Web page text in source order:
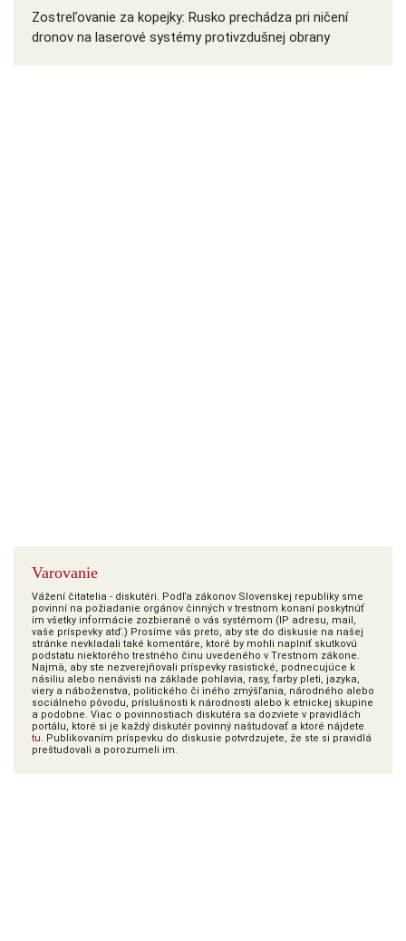
Zostreľovanie za kopejky: Rusko prechádza pri ničení
dronov na laserové systémy protivzdušnej obrany
Varovanie
Vážení čitatelia - diskutéri. Podľa zákonov Slovenskej republiky sme
povinní na požiadanie orgánov činných v trestnom konaní poskytnúť
im všetky informácie zozbierané o vás systémom (IP adresu, mail,
vaše príspevky atď.) Prosíme vás preto, aby ste do diskusie na našej
stránke nevkladali také komentáre, ktoré by mohli naplniť skutkovú
podstatu niektorého trestného činu uvedeného v Trestnom zákone.
Najmä, aby ste nezverejňovali príspevky rasistické, podnecujúce k
násiliu alebo nenávisti na základe pohlavia, rasy, farby pleti, jazyka,
viery a náboženstva, politického či iného zmýšľania, národného alebo
sociálneho pôvodu, príslušnosti k národnosti alebo k etnickej skupine
a podobne. Viac o povinnostiach diskutéra sa dozviete v pravidlách
portálu, ktoré si je každý diskutér povinný naštudovať a ktoré nájdete
tu. Publikovaním príspevku do diskusie potvrdzujete, že ste si pravidlá
preštudovali a porozumeli im.